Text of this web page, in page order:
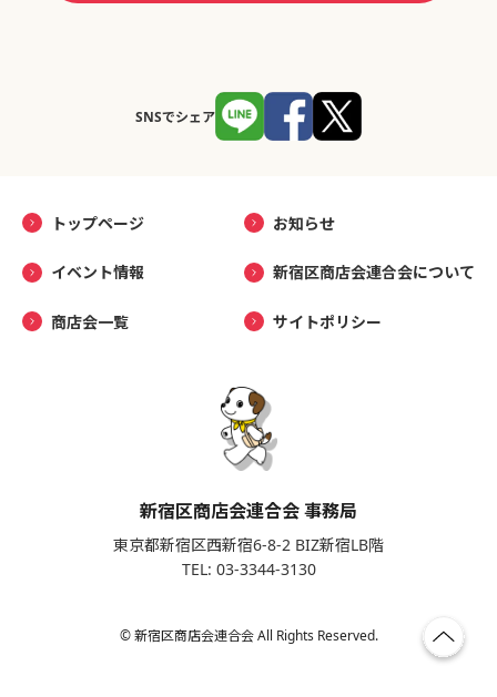
SNSでシェア
トップページ お知らせ
イベント情報 新宿区商店会連合会について
商店会一覧 サイトポリシー
新宿区商店会連合会 事務局
東京都新宿区西新宿6-8-2 BIZ新宿LB階
TEL: 03-3344-3130
© 新宿区商店会連合会 All Rights Reserved.